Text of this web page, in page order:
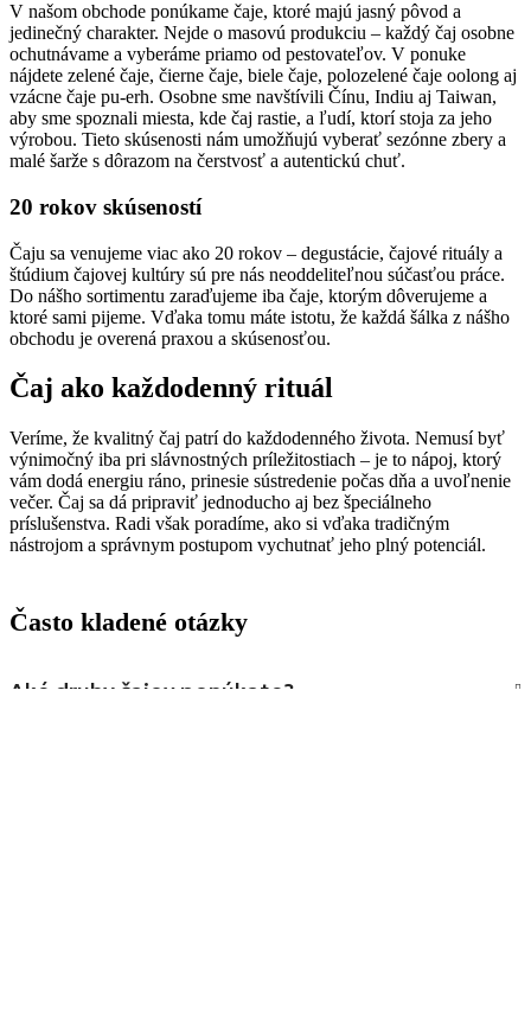
V našom obchode ponúkame čaje, ktoré majú jasný pôvod a
jedinečný charakter. Nejde o masovú produkciu – každý čaj osobne
ochutnávame a vyberáme priamo od pestovateľov. V ponuke
nájdete zelené čaje, čierne čaje, biele čaje, polozelené čaje oolong aj
vzácne čaje pu-erh. Osobne sme navštívili Čínu, Indiu aj Taiwan,
aby sme spoznali miesta, kde čaj rastie, a ľudí, ktorí stoja za jeho
výrobou. Tieto skúsenosti nám umožňujú vyberať sezónne zbery a
malé šarže s dôrazom na čerstvosť a autentickú chuť.
20 rokov skúseností
Čaju sa venujeme viac ako 20 rokov – degustácie, čajové rituály a
štúdium čajovej kultúry sú pre nás neoddeliteľnou súčasťou práce.
Do nášho sortimentu zaraďujeme iba čaje, ktorým dôverujeme a
ktoré sami pijeme. Vďaka tomu máte istotu, že každá šálka z nášho
obchodu je overená praxou a skúsenosťou.
Čaj ako každodenný rituál
Veríme, že kvalitný čaj patrí do každodenného života. Nemusí byť
výnimočný iba pri slávnostných príležitostiach – je to nápoj, ktorý
vám dodá energiu ráno, prinesie sústredenie počas dňa a uvoľnenie
večer. Čaj sa dá pripraviť jednoducho aj bez špeciálneho
príslušenstva. Radi však poradíme, ako si vďaka tradičným
nástrojom a správnym postupom vychutnať jeho plný potenciál.
Často kladené otázky
Aké druhy čajov ponúkate?